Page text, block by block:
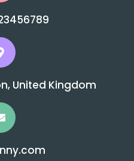
United Kingdom